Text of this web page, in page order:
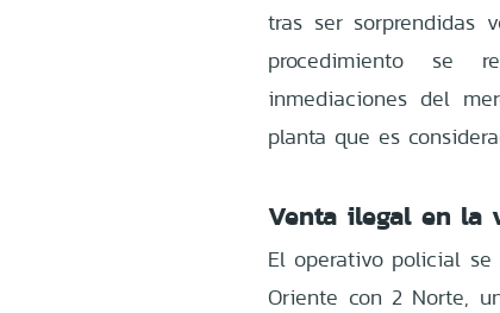
tras ser sorprendidas
procedimiento se
inmediaciones del
planta que es
Venta ilegal en la
El operativo policial se
Oriente con 2 Norte,